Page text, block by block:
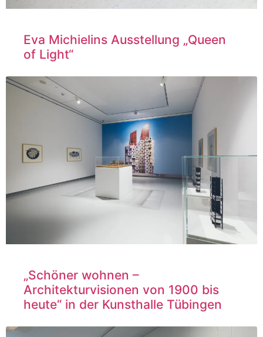
Eva Michielins Ausstellung „Queen
of Light“
„Schöner wohnen –
Architekturvisionen von 1900 bis
heute“ in der Kunsthalle Tübingen